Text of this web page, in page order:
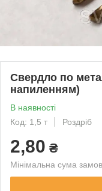
Свердло по
напиленням)
В наявності
Код: 1,5 т
Роздріб
2,80 ₴
Мінімальна сума